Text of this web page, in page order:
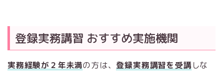
登録実務講習 おすすめ実施機関
実務経験が２年未満の方は、 登録実務講習を受講しな